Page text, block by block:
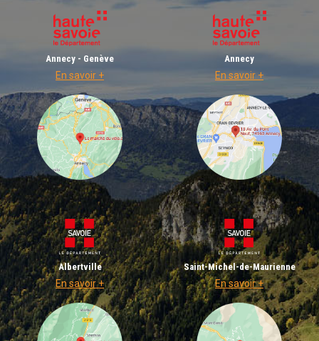
Annecy - Genève
En savoir +
Annecy
En savoir +
Albertville
En savoir +
Saint-Michel-de-Maurienne
En savoir +